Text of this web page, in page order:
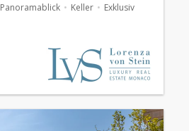
Panoramablick Keller Exklusiv